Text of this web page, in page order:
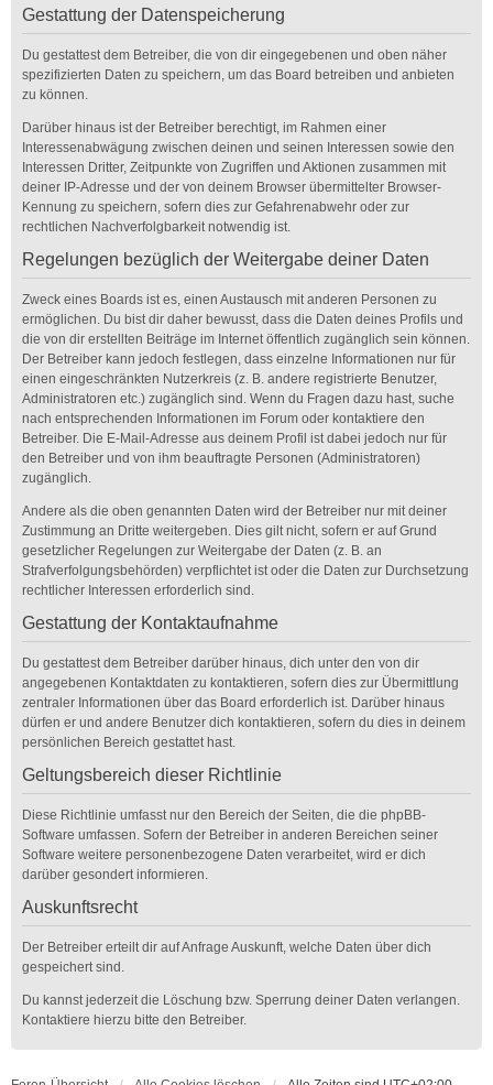
Gestattung der Datenspeicherung
Du gestattest dem Betreiber, die von dir eingegebenen und oben näher
spezifizierten Daten zu speichern, um das Board betreiben und anbieten
zu können.
Darüber hinaus ist der Betreiber berechtigt, im Rahmen einer
Interessenabwägung zwischen deinen und seinen Interessen sowie den
Interessen Dritter, Zeitpunkte von Zugriffen und Aktionen zusammen mit
deiner IP-Adresse und der von deinem Browser übermittelter Browser-
Kennung zu speichern, sofern dies zur Gefahrenabwehr oder zur
rechtlichen Nachverfolgbarkeit notwendig ist.
Regelungen bezüglich der Weitergabe deiner Daten
Zweck eines Boards ist es, einen Austausch mit anderen Personen zu
ermöglichen. Du bist dir daher bewusst, dass die Daten deines Profils und
die von dir erstellten Beiträge im Internet öffentlich zugänglich sein können.
Der Betreiber kann jedoch festlegen, dass einzelne Informationen nur für
einen eingeschränkten Nutzerkreis (z. B. andere registrierte Benutzer,
Administratoren etc.) zugänglich sind. Wenn du Fragen dazu hast, suche
nach entsprechenden Informationen im Forum oder kontaktiere den
Betreiber. Die E-Mail-Adresse aus deinem Profil ist dabei jedoch nur für
den Betreiber und von ihm beauftragte Personen (Administratoren)
zugänglich.
Andere als die oben genannten Daten wird der Betreiber nur mit deiner
Zustimmung an Dritte weitergeben. Dies gilt nicht, sofern er auf Grund
gesetzlicher Regelungen zur Weitergabe der Daten (z. B. an
Strafverfolgungsbehörden) verpflichtet ist oder die Daten zur Durchsetzung
rechtlicher Interessen erforderlich sind.
Gestattung der Kontaktaufnahme
Du gestattest dem Betreiber darüber hinaus, dich unter den von dir
angegebenen Kontaktdaten zu kontaktieren, sofern dies zur Übermittlung
zentraler Informationen über das Board erforderlich ist. Darüber hinaus
dürfen er und andere Benutzer dich kontaktieren, sofern du dies in deinem
persönlichen Bereich gestattet hast.
Geltungsbereich dieser Richtlinie
Diese Richtlinie umfasst nur den Bereich der Seiten, die die phpBB-
Software umfassen. Sofern der Betreiber in anderen Bereichen seiner
Software weitere personenbezogene Daten verarbeitet, wird er dich
darüber gesondert informieren.
Auskunftsrecht
Der Betreiber erteilt dir auf Anfrage Auskunft, welche Daten über dich
gespeichert sind.
Du kannst jederzeit die Löschung bzw. Sperrung deiner Daten verlangen.
Kontaktiere hierzu bitte den Betreiber.